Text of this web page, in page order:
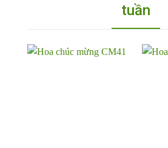
tuần